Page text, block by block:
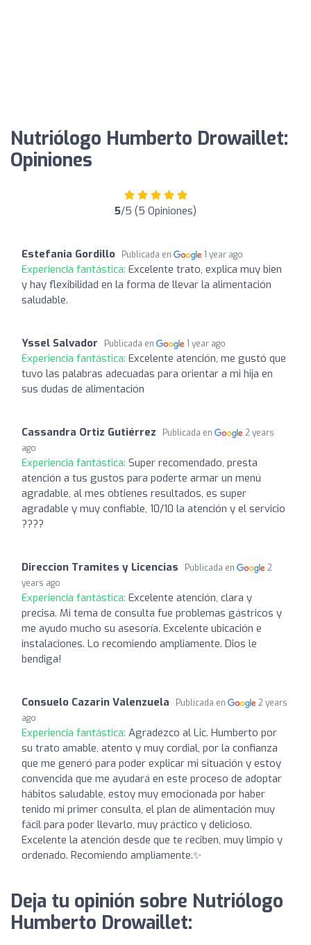
Nutriólogo Humberto Drowaillet:
Opiniones
5/5 (5 Opiniones)
Estefania Gordillo Publicada en 1 year ago
Experiencia fantástica: Excelente trato, explica muy bien
y hay flexibilidad en la forma de llevar la alimentación
saludable.
Yssel Salvador Publicada en 1 year ago
Experiencia fantástica: Excelente atención, me gustó que
tuvo las palabras adecuadas para orientar a mi hija en
sus dudas de alimentación
Cassandra Ortiz Gutiérrez Publicada en
2 years
ago
Experiencia fantástica: Super recomendado, presta
atención a tus gustos para poderte armar un menú
agradable, al mes obtienes resultados, es super
agradable y muy confiable, 10/10 la atención y el servicio
????
Direccion Tramites y Licencias Publicada en
2
years ago
Experiencia fantástica: Excelente atención, clara y
precisa. Mi tema de consulta fue problemas gástricos y
me ayudo mucho su asesoría. Excelente ubicación e
instalaciones. Lo recomiendo ampliamente. Dios le
bendiga!
Consuelo Cazarin Valenzuela Publicada en
2 years
ago
Experiencia fantástica: Agradezco al Lic. Humberto por
su trato amable, atento y muy cordial, por la confianza
que me generó para poder explicar mi situación y estoy
convencida que me ayudará en este proceso de adoptar
hábitos saludable, estoy muy emocionada por haber
tenido mi primer consulta, el plan de alimentación muy
fácil para poder llevarlo, muy práctico y delicioso.
Excelente la atención desde que te reciben, muy limpio y
ordenado. Recomiendo ampliamente.✨️
Deja tu opinión sobre Nutriólogo
Humberto Drowaillet: